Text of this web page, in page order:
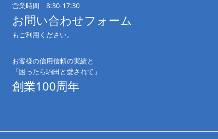
営業時間 8:30-17:30
お問い合わせフォーム
もご利用ください。
お客様の信用信頼の実績と
「困ったら駒田と愛されて」
創業100周年